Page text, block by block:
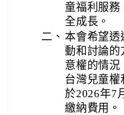
童福利服
全成長。
二、 本會希望
動和討論的
意權的情
台灣兒童
於2026年7
繳納費用。